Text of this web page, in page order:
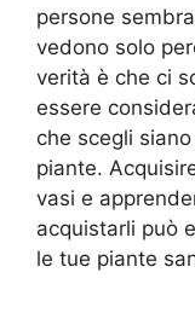
persone
vedono solo
verità è che ci
essere
che scegli
piante.
vasi e
acquistarli può
le tue piante